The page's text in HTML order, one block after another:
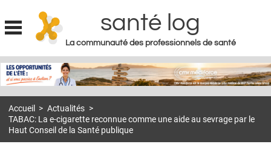
Jump to navigation
santé log
La communauté des professionnels de santé
MON COMPTE
S'ABONNER À LA REVUE SOIN À DOMICILE
Accueil > Actualités >
TABAC: La e-cigarette reconnue comme une aide au sevrage par le
Haut Conseil de la Santé publique